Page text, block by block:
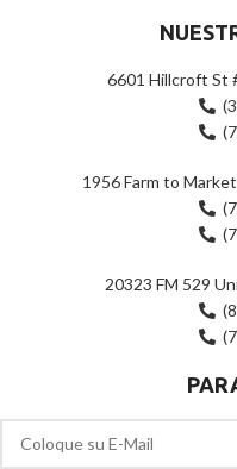
6601 Hillcroft St
1956 Farm to
20323 FM 529